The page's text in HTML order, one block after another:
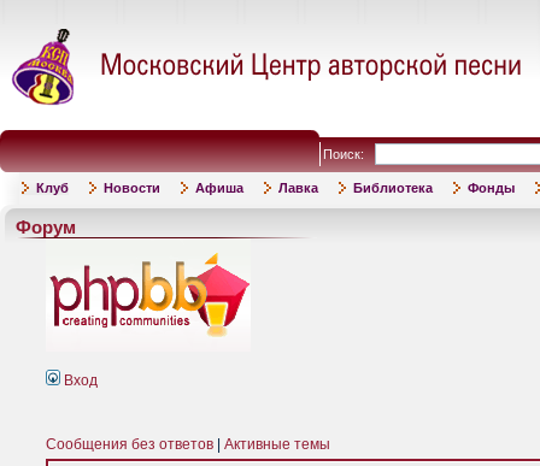
Поиск:
Клуб Новости Афиша Лавка Библиотека Фонды
Форум
Вход
Сообщения без ответов Активные темы